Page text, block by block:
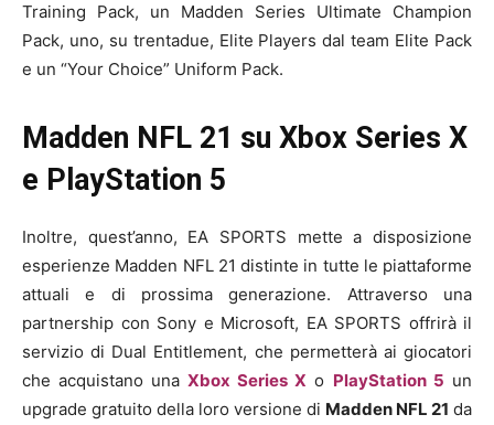
Training Pack, un Madden Series Ultimate Champion
Pack, uno, su trentadue, Elite Players dal team Elite Pack
e un “Your Choice” Uniform Pack.
Madden NFL 21 su Xbox Series X
e PlayStation 5
Inoltre, quest’anno, EA SPORTS mette a disposizione
esperienze Madden NFL 21 distinte in tutte le piattaforme
attuali e di prossima generazione. Attraverso una
partnership con Sony e Microsoft, EA SPORTS offrirà il
servizio di Dual Entitlement, che permetterà ai giocatori
che acquistano una Xbox Series X o PlayStation 5 un
upgrade gratuito della loro versione di Madden NFL 21 da